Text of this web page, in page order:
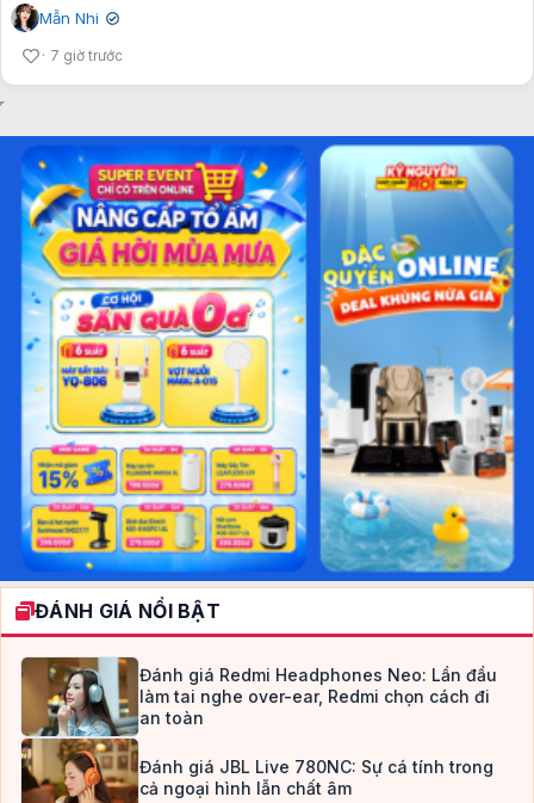
Mẫn Nhi ✔
7 giờ trước
ĐÁNH GIÁ NỔI BẬT
Đánh giá Redmi Headphones Neo: Lần đầu
làm tai nghe over-ear, Redmi chọn cách đi
an toàn
Đánh giá JBL Live 780NC: Sự cá tính trong
cả ngoại hình lẫn chất âm